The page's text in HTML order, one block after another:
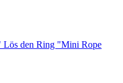
Lös den Ring "Mini Rope